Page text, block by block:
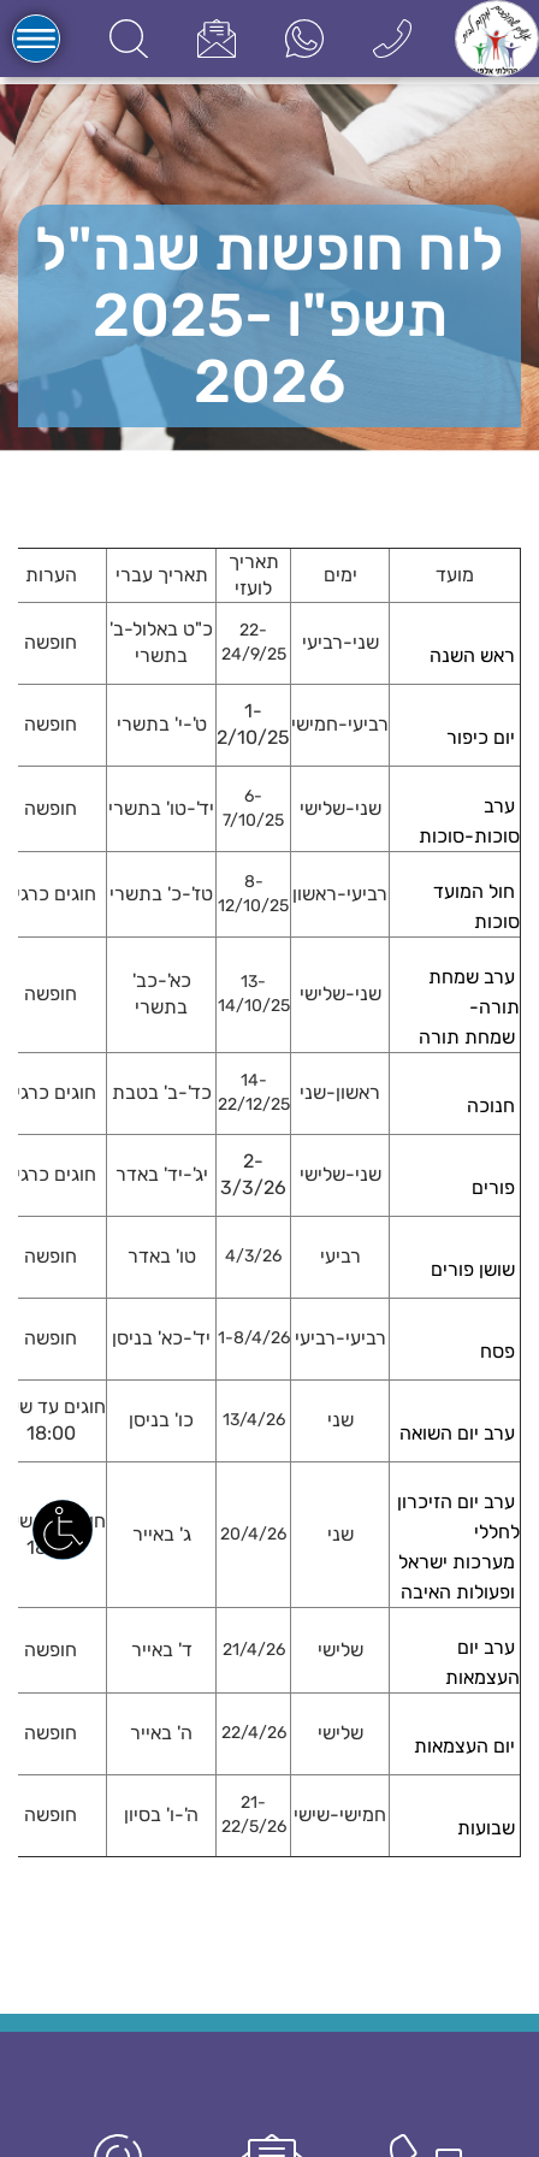
לוח חופשות שנה"ל
תשפ"ו 2025-
2026
מועד ימים
תאריך
לועזי
תאריך עברי הערות
ראש השנה
שני-רביעי
22-
24/9/25
כ"ט באלול-ב'
בתשרי
חופשה
יום כיפור
רביעי-חמישי
1-
2/10/25
ט'-י' בתשרי חופשה
ערב
סוכות-סוכות
שני-שלישי
6-
7/10/25
יד'-טו' בתשרי חופשה
חול המועד
סוכות
רביעי-ראשון
8-
12/10/25
טז'-כ' בתשרי חוגים כרגיל
ערב שמחת
תורה-
שמחת תורה
שני-שלישי
13-
14/10/25
כא'-כב'
בתשרי
חופשה
חנוכה
ראשון-שני
14-
22/12/25
כד'-ב' בטבת חוגים כרגיל
פורים
שני-שלישי
2-
3/3/26
יג'-יד' באדר חוגים כרגיל
שושן פורים
רביעי 4/3/26 טו' באדר חופשה
פסח
רביעי-רביעי 1-8/4/26 יד'-כא' בניסן חופשה
ערב יום השואה
שני 13/4/26 כו' בניסן
חוגים עד
18:00
ערב יום הזיכרון
לחללי
מערכות ישראל
ופעולות האיבה
שני 20/4/26 ג' באייר
חוגים עד
18:00
ערב יום
העצמאות
שלישי 21/4/26 ד' באייר חופשה
יום העצמאות
שלישי 22/4/26 ה' באייר חופשה
שבועות
חמישי-שישי
21-
22/5/26
ה'-ו' בסיון חופשה